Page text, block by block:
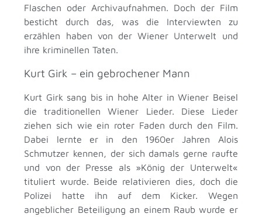
Flaschen oder Archivaufnahmen. Doch der Film
besticht durch das, was die Interviewten zu
erzählen haben von der Wiener Unterwelt und
ihre kriminellen Taten.
Kurt Girk – ein gebrochener Mann
Kurt Girk sang bis in hohe Alter in Wiener Beisel
die traditionellen Wiener Lieder. Diese Lieder
ziehen sich wie ein roter Faden durch den Film.
Dabei lernte er in den 1960er Jahren Alois
Schmutzer kennen, der sich damals gerne raufte
und von der Presse als »König der Unterwelt«
tituliert wurde. Beide relativieren dies, doch die
Polizei hatte ihn auf dem Kicker. Wegen
angeblicher Beteiligung an einem Raub wurde er